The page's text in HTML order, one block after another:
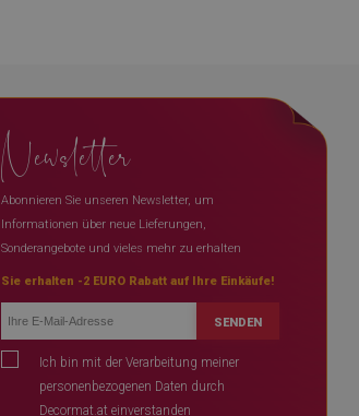
Newsletter
Abonnieren Sie unseren Newsletter, um
Informationen über neue Lieferungen,
Sonderangebote und vieles mehr zu erhalten
Sie erhalten -2 EURO Rabatt auf Ihre Einkäufe!
SENDEN
Ich bin mit der Verarbeitung meiner
personenbezogenen Daten durch
Decormat.at einverstanden